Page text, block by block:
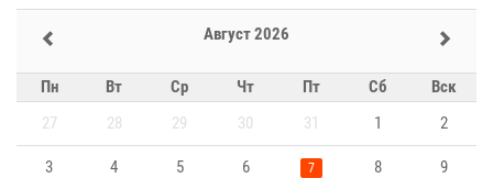
Август 2026
Пн Вт Ср Чт Пт Сб
Вск
27
28 29 30 31 1 2
3 4 5 6 7 8 9